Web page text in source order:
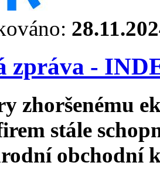
zpráva -
zhoršenému
stále
obchodní